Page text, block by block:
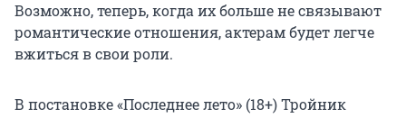
Возможно, теперь, когда их больше не связывают
романтические отношения, актерам будет легче
вжиться в свои роли.
В постановке «Последнее лето» (18+) Тройник